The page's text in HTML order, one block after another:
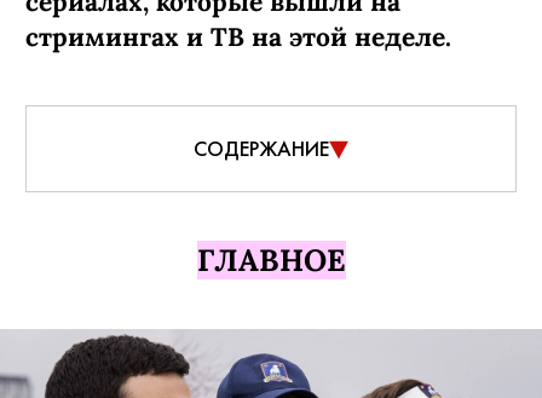
стримингах и ТВ на этой неделе.
СОДЕРЖАНИЕ
ГЛАВНОЕ